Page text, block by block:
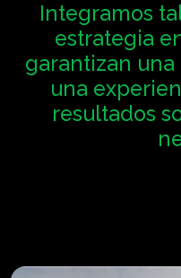
Integramos
estrategia
garantizan
una
resultados